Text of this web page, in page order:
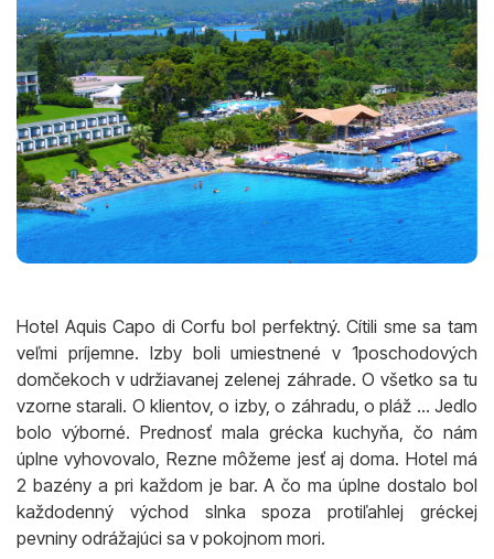
Hotel Aquis Capo di Corfu bol perfektný. Cítili sme sa tam
veľmi príjemne. Izby boli umiestnené v 1poschodových
domčekoch v udržiavanej zelenej záhrade. O všetko sa tu
vzorne starali. O klientov, o izby, o záhradu, o pláž ... Jedlo
bolo výborné. Prednosť mala grécka kuchyňa, čo nám
úplne vyhovovalo, Rezne môžeme jesť aj doma. Hotel má
2 bazény a pri každom je bar. A čo ma úplne dostalo bol
každodenný východ slnka spoza protiľahlej gréckej
pevniny odrážajúci sa v pokojnom mori.